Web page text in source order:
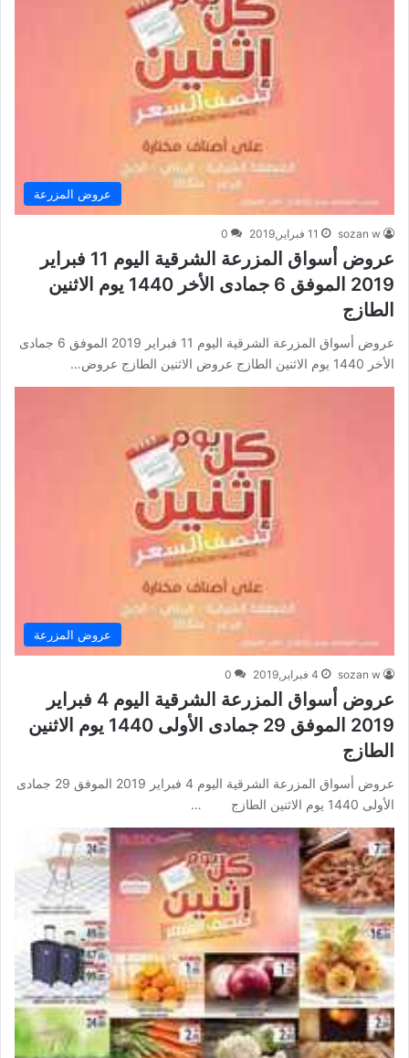
عروض المزرعة
sozan w 11 فبراير,2019 0
عروض أسواق المزرعة الشرقية اليوم 11 فبراير
2019 الموفق 6 جمادى الأخر 1440 يوم الاثنين
الطازج
عروض أسواق المزرعة الشرقية اليوم 11 فبراير 2019 الموفق 6 جمادى
الأخر 1440 يوم الاثنين الطازج عروض الاثنين الطازج عروض…
عروض المزرعة
sozan w 4 فبراير,2019 0
عروض أسواق المزرعة الشرقية اليوم 4 فبراير
2019 الموفق 29 جمادى الأولى 1440 يوم الاثنين
الطازج
عروض أسواق المزرعة الشرقية اليوم 4 فبراير 2019 الموفق 29 جمادى
الأولى 1440 يوم الاثنين الطازج …